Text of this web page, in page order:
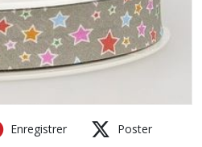
Enregistrer Poster